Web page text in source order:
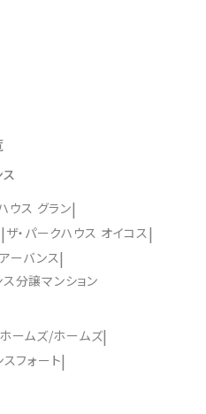
ウス グラン
ザ・パークハウス オイコス
ーバンス
分譲マンション
ームズ/ホームズ
フォート